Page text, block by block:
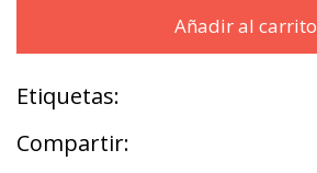
Añadir al carrito
Etiquetas:
Compartir: